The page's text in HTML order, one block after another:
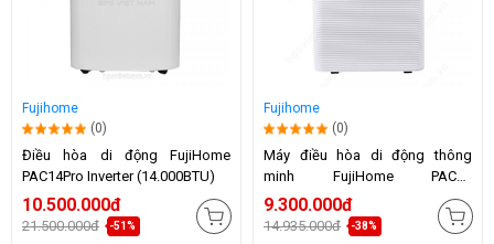
Fujihome
(0)
Điều hòa di động FujiHome
PAC14Pro Inverter (14.000BTU)
10.500.000đ
21.500.000đ -51%
Fujihome
(0)
Máy điều hòa di động thông
minh FujiHome PAC14
(14.000BTU)
9.300.000đ
14.935.000đ -38%